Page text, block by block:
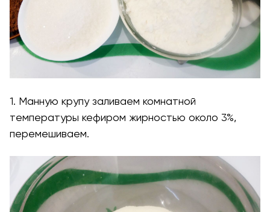
1. Манную крупу заливаем комнатной
температуры кефиром жирностью около 3%,
перемешиваем.